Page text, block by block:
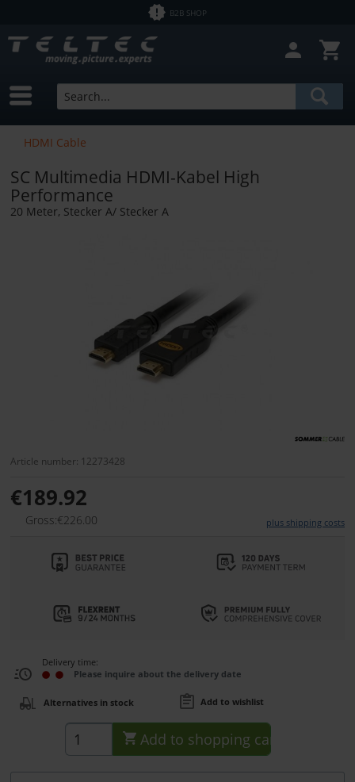
B2B SHOP
HDMI Cable
SC Multimedia HDMI-Kabel High
Performance
20 Meter, Stecker A/ Stecker A
Article number: 12273428
€189.92
Gross:€226.00 plus shipping costs
Delivery time:
Please inquire about the delivery date
Alternatives in stock Add to wishlist
Add to shopping cart